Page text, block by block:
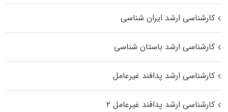
کارشناسی ارشد ایران شناسی
کارشناسی ارشد باستان شناسی
کارشناسی ارشد پدافند غیرعامل
کارشناسی ارشد پدافند غیرعامل ۲